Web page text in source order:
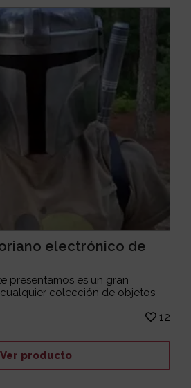
electrónico de
presentamos es un gran
colección de objetos
12
Ver producto